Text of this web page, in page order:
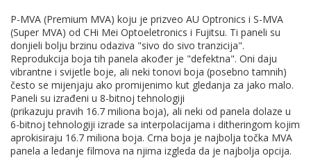
P-MVA (Premium MVA) koju je prizveo AU Optronics i S-MVA
(Super MVA) od CHi Mei Optoeletronics i Fujitsu. Ti paneli su
donjieli bolju brzinu odaziva "sivo do sivo tranzicija".
Reprodukcija boja tih panela akođer je "defektna". Oni daju
vibrantne i svijetle boje, ali neki tonovi boja (posebno tamnih)
često se mijenjaju ako promijenimo kut gledanja za jako malo.
Paneli su izrađeni u 8-bitnoj tehnologiji
(prikazuju pravih 16.7 miliona boja), ali neki od panela dolaze u
6-bitnoj tehnologiji izrade sa interpolacijama i ditheringom kojim
aprokisiraju 16.7 miliona boja. Crna boja je najbolja točka MVA
panela a ledanje filmova na njima izgleda da je najbolja opcija.